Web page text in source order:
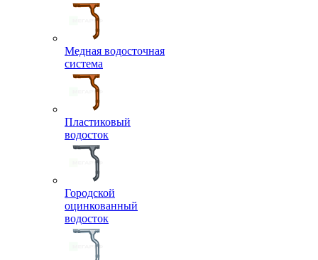
Медная водосточная
система
Пластиковый
водосток
Городской
оцинкованный
водосток